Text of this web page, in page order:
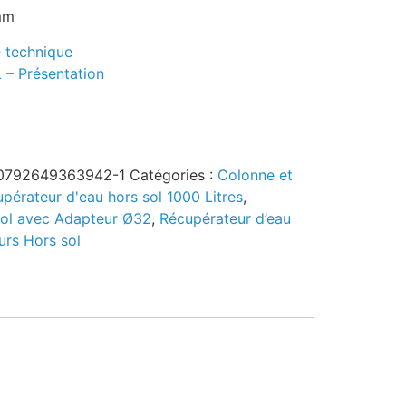
technique
– Présentation
1 Catégories : Colonne et
d'eau hors sol 1000 Litres,
avec Adapteur Ø32, Récupérateur d’eau
Hors sol